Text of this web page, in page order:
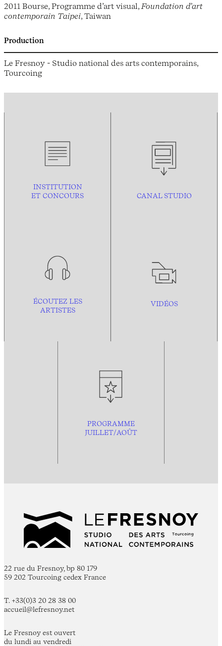
2011 Bourse, Programme d’art visual, Foundation d’art
contemporain Taipei, Taiwan
Production
Le Fresnoy - Studio national des arts contemporains,
Tourcoing
INSTITUTION
ET CONCOURS
CANAL STUDIO
ÉCOUTEZ LES
ARTISTES
VIDÉOS
PROGRAMME
JUILLET/AOÛT
22 rue du Fresnoy, bp 80 179
59 202 Tourcoing cedex France
T. +33(0)3 20 28 38 00
accueil@lefresnoy.net
Le Fresnoy est ouvert
du lundi au vendredi